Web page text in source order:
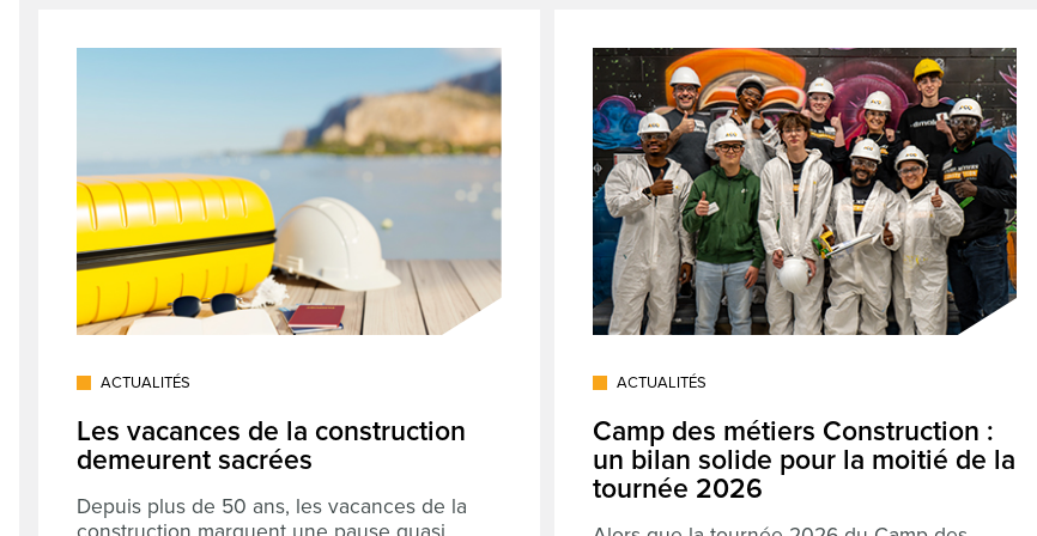
ACTUALITÉS
Les vacances de la construction
demeurent sacrées
Depuis plus de 50 ans, les vacances de la
ACTUALITÉS
Camp des métiers Construction :
un bilan solide pour la moitié de la
tournée 2026